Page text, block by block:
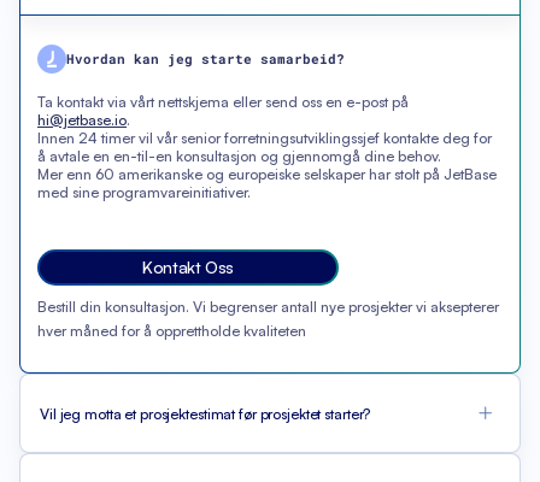
Hvordan kan jeg starte samarbeid?
Ta kontakt via vårt nettskjema eller send oss en e-post på
hi@jetbase.io.
Innen 24 timer vil vår senior forretningsutviklingssjef kontakte deg for
å avtale en en-til-en konsultasjon og gjennomgå dine behov.
Mer enn 60 amerikanske og europeiske selskaper har stolt på JetBase
med sine programvareinitiativer.
Kontakt Oss
Bestill din konsultasjon. Vi begrenser antall nye prosjekter vi aksepterer
hver måned for å opprettholde kvaliteten
Vil jeg motta et prosjektestimat før prosjektet starter?